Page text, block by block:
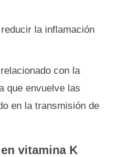
la inflamación
con la
que envuelve las
en la transmisión de
vitamina K